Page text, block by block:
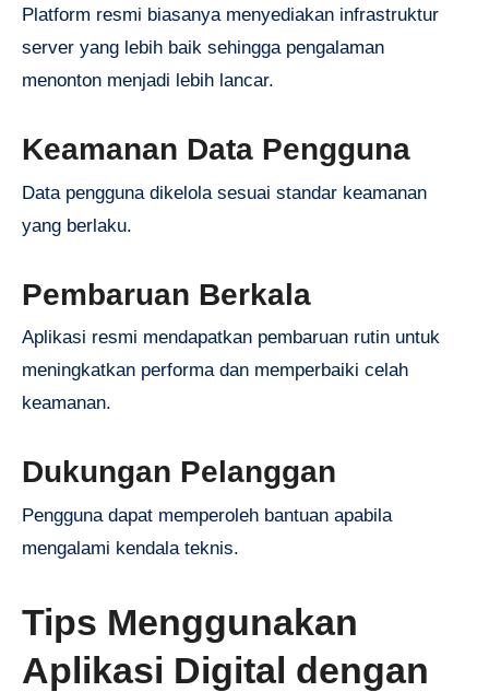
Platform resmi biasanya menyediakan infrastruktur
server yang lebih baik sehingga pengalaman
menonton menjadi lebih lancar.
Keamanan Data Pengguna
Data pengguna dikelola sesuai standar keamanan
yang berlaku.
Pembaruan Berkala
Aplikasi resmi mendapatkan pembaruan rutin untuk
meningkatkan performa dan memperbaiki celah
keamanan.
Dukungan Pelanggan
Pengguna dapat memperoleh bantuan apabila
mengalami kendala teknis.
Tips Menggunakan
Aplikasi Digital dengan